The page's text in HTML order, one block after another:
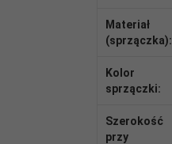
Materiał
(sprzączka):
Kolor
sprzączki:
Szerokość
przy